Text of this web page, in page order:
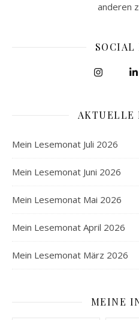
anderen
SOCIAL
AKTUELLE
Mein Lesemonat Juli 2026
Mein Lesemonat Juni 2026
Mein Lesemonat Mai 2026
Mein Lesemonat April 2026
Mein Lesemonat März 2026
MEINE